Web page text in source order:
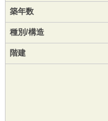
築年数
種別/構造
階建